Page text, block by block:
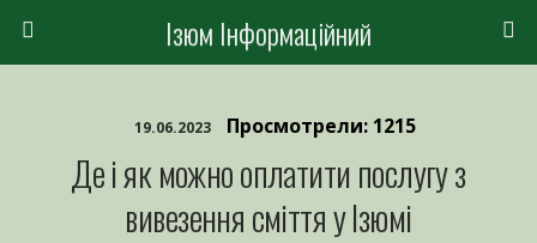
Ізюм Інформаційний
19.06.2023 Просмотрели: 1215
Де і як можно оплатити послугу з
вивезення сміття у Ізюмі